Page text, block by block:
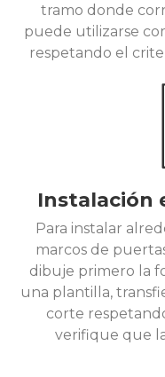
tramo donde
puede utilizarse
respetando el
Instalación
Para instalar
marcos de
dibuje primero la
una plantilla,
corte
verifique que